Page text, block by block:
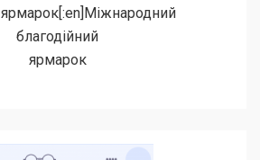
ярмарок[:en]Міжнародний
благодійний
ярмарок